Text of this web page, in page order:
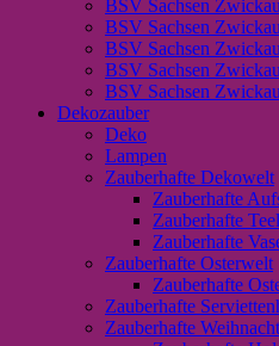
BSV Sachsen
BSV Sachsen
BSV Sachsen
BSV Sachsen
BSV Sachsen
Dekozauber
Deko
Lampen
Zauberhafte Dekowelt
Zauberhafte
Zauberhafte
Zauberhafte
Zauberhafte Osterwelt
Zauberhafte
Zauberhafte
Zauberhafte